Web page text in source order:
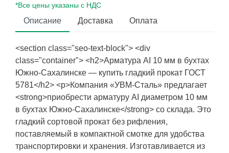
*Все цены указаны с НДС
Описание Доставка Оплата
<section class="seo-text-block"> <div
class="container"> <h2>Арматура АI 10 мм в бухтах
Южно-Сахалинске — купить гладкий прокат ГОСТ
5781</h2> <p>Компания «УВМ-Сталь» предлагает
<strong>приобрести арматуру АI диаметром 10 мм
в бухтах Южно-Сахалинске</strong> со склада. Это
гладкий сортовой прокат без рифления,
поставляемый в компактной смотке для удобства
транспортировки и хранения. Изготавливается из